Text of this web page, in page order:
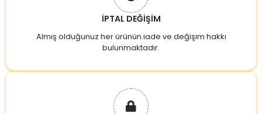
İPTAL DEĞİŞİM
Almış olduğunuz her ürünün iade ve değişim hakkı
bulunmaktadır.